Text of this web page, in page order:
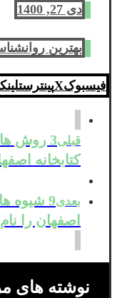
دی 27, 1400
بهترین
فیسبوکXپینترست
قبلی
3 روش
کتابخانه
بعدی
9 شیوه
اصفهان را
نوشته های